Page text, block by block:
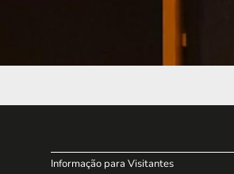
Informação para Visitantes